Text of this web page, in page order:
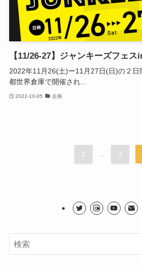
【11/26-27】ジャンキーズフェ
2022年11月26(土)ー11月27日(日)の２
都世界倉庫で開催され...
2022-10-05 企画
1 ... 3